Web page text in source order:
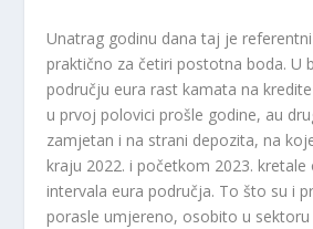
Unatrag godinu dana taj je
praktično za četiri postotna boda. U
području eura rast kamata na
u prvoj polovici prošle godine, au
zamjetan i na strani depozita, na
kraju 2022. i početkom 2023.
intervala eura područja. To što su i
porasle umjereno, osobito u